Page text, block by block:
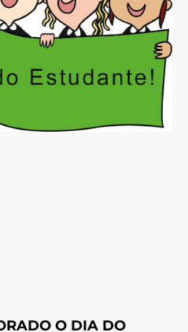
O DIA DO